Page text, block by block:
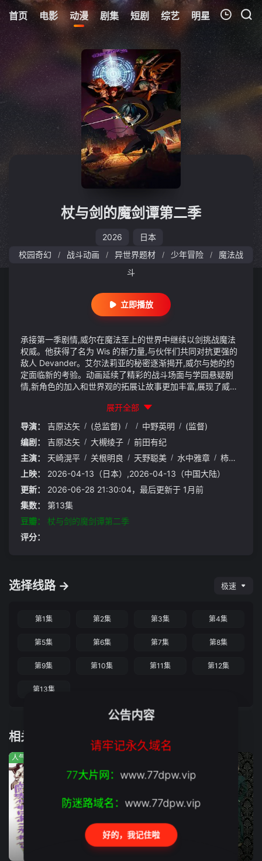
首页 电影 动漫 剧集 短剧 综艺 明星 周表
我的观影记录
暂无观看影片的记录
杖与剑的魔剑谭第二季
2026
日本
校园奇幻
/ 战斗动画 / 异世界题材 / 少年冒险 /
魔法战
斗
立即播放
承接第一季剧情,威尔在魔法至上的世界中继续以剑挑战魔法
权威。他获得了名为 Wis 的新力量,与伙伴们共同对抗更强的
敌人 Devander。艾尔法莉亚的秘密逐渐揭开,威尔与她的约
定面临新的考验。动画延续了精彩的战斗场面与学园悬疑剧
情,新角色的加入和世界观的拓展让故事更加丰富,展现了威尔
展开全部
导演：
吉原达矢 / (总监督) / / 中野英明 / (监督)
编剧：
吉原达矢 / 大槻绫子 / 前田有纪
主演：
天崎滉平 / 关根明良 / 天野聪美 / 水中雅章 / 柿原彻也
上映：
2026-04-13（日本）,2026-04-13（中国大陆）
更新：
2026-06-28 21:30:04，最后更新于 1月前
集数：
第13集
豆瓣：
杖与剑的魔剑谭第二季
评分：
选择线路 → 极速
第1集 第2集 第3集 第4集
第5集 第6集 第7集 第8集
第9集 第10集 第11集 第12集
第13集
相关推荐
人气:111
公告内容
请牢记永久域名
77大片网： www.77dpw.vip
防迷路域名： www.77dpw.vip
好的，我记住啦